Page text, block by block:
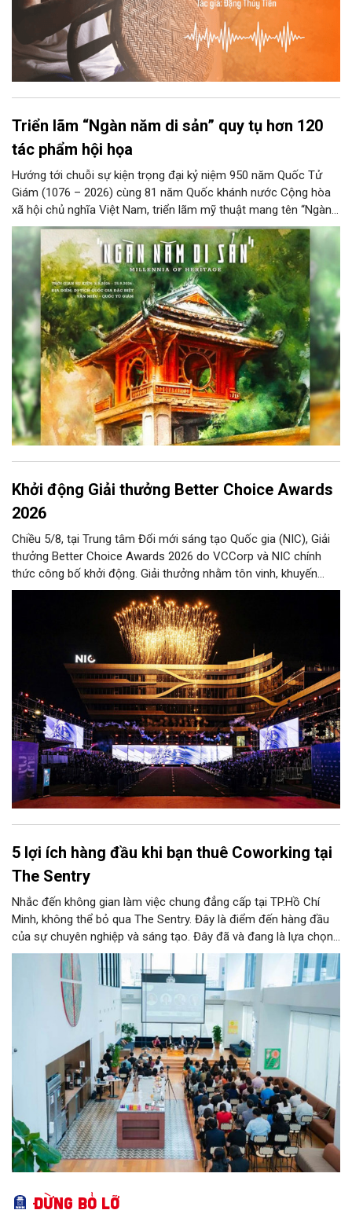
Triển lãm “Ngàn năm di sản” quy tụ hơn 120
tác phẩm hội họa
Hướng tới chuỗi sự kiện trọng đại kỷ niệm 950 năm Quốc Tử
Giám (1076 – 2026) cùng 81 năm Quốc khánh nước Cộng hòa
xã hội chủ nghĩa Việt Nam, triển lãm mỹ thuật mang tên “Ngàn
năm di sản” sẽ chính thức khai mạc vào ngày 8/8 tại Nhà Thái
Học, Di tích Quốc gia đặc biệt Văn Miếu – Quốc Tử Giám. Sự
kiện kéo dài đến ngày 25/9/2026 hứa hẹn trở thành điểm đến
văn hóa đầy sức hút, góp phần làm phong phú đời sống nghệ
thuật của Thủ đô trong mùa thu này.
Khởi động Giải thưởng Better Choice Awards
2026
Chiều 5/8, tại Trung tâm Đổi mới sáng tạo Quốc gia (NIC), Giải
thưởng Better Choice Awards 2026 do VCCorp và NIC chính
thức công bố khởi động. Giải thưởng nhằm tôn vinh, khuyến
khích, cổ vũ những giá trị đổi mới, sáng tạo, áp dụng trong đời
sống thực, phục vụ người tiêu dùng.
5 lợi ích hàng đầu khi bạn thuê Coworking tại
The Sentry
Nhắc đến không gian làm việc chung đẳng cấp tại TP.Hồ Chí
Minh, không thể bỏ qua The Sentry. Đây là điểm đến hàng đầu
của sự chuyên nghiệp và sáng tạo. Đây đã và đang là lựa chọn
ưu tiên của đông đảo doanh nghiệp cũng như cá nhân khi tìm
kiếm một văn phòng làm việc chuẩn mực giữa lòng thành phố
sôi động bậc nhất cả nước này.
Đừng bỏ lỡ